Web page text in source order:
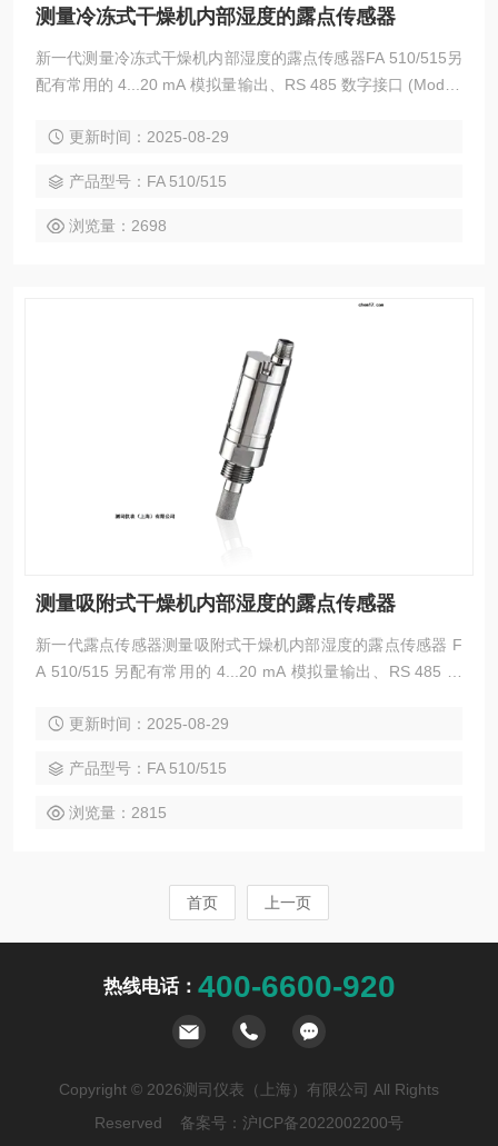
测量冷冻式干燥机内部湿度的露点传感器
新一代测量冷冻式干燥机内部湿度的露点传感器FA 510/515另
配有常用的 4...20 mA 模拟量输出、RS 485 数字接口 (Modbu
测量值均可通过 Modbus 协议调取，如露点、温度、绝对湿度
更新时间：2025-08-29
产品型号：FA 510/515
浏览量：2698
测量吸附式干燥机内部湿度的露点传感器
新一代露点传感器测量吸附式干燥机内部湿度的露点传感器 F
A 510/515 另配有常用的 4...20 mA 模拟量输出、RS 485 数
口测到和计算的所有测量值均可通过 Modbus 协议调取，如露
更新时间：2025-08-29
产品型号：FA 510/515
浏览量：2815
首页 上一页
热线电话： 400-6600-920
Copyright © 2026测司仪表（上海）有限公司 All Rights
Reserved 备案号： 沪ICP备2022002200号